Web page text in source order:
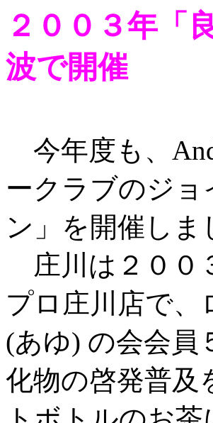
２００３年「
波で開催
今年度も、
ークラブのジ
ン」を開催しま
庄川は２００
プロ庄川店で、
(あゆ) の会会員
化物の啓発普及